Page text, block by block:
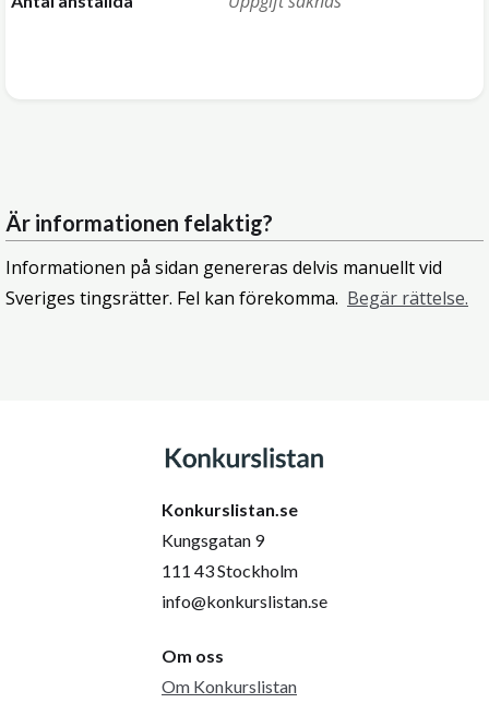
Är informationen felaktig?
Informationen på sidan genereras delvis manuellt vid
Sveriges tingsrätter. Fel kan förekomma. Begär rättelse.
Konkurslistan.se
Kungsgatan 9
111 43 Stockholm
info@konkurslistan.se
Om oss
Om Konkurslistan